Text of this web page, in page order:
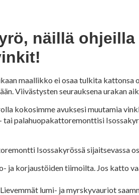
näillä
maallikko ei osaa tulkita kattonsa
Viivästysten seurauksena urakan
kokosimme avuksesi muutamia
palahuopakattoremonttisi
Isossakyrössä sijaitsevassa
ja korjaustöiden tiimoilta. Jos katto
lumi- ja myrskyvauriot